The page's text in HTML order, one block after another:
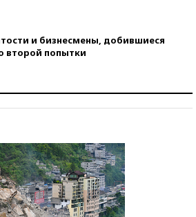
и бизнесмены, добившиеся
второй попытки